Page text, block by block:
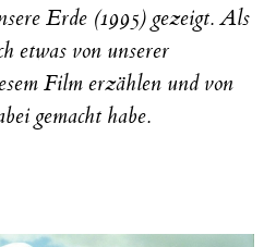
Erde (1995) gezeigt. Als
etwas von unserer
Film erzählen und von
gemacht habe.